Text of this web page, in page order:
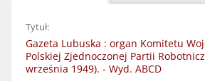
Tytuł:
Gazeta Lubuska : organ Komitetu
Polskiej Zjednoczonej Partii
września 1949). - Wyd. ABCD